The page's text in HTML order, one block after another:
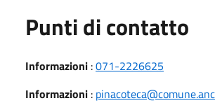
Punti di contatto
Informazioni :071-2226625
Informazioni :